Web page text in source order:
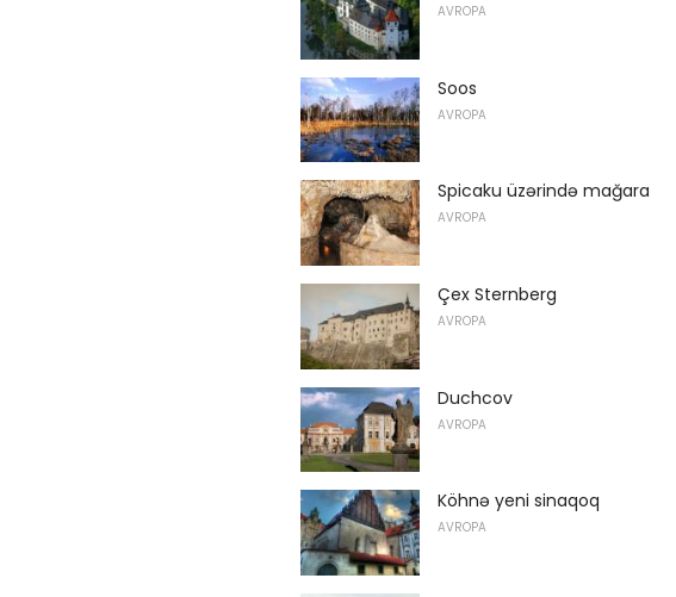
AVROPA
Soos
AVROPA
Spicaku üzərində mağara
AVROPA
Çex Sternberg
AVROPA
Duchcov
AVROPA
Köhnə yeni sinaqoq
AVROPA